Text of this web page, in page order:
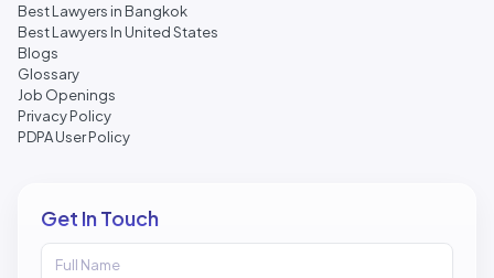
Best Lawyers in Bangkok
Best Lawyers In United States
Blogs
Glossary
Job Openings
Privacy Policy
PDPA User Policy
Get In Touch